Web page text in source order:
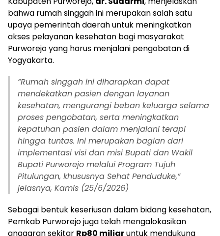
bahwa rumah singgah ini merupakan salah satu
upaya pemerintah daerah untuk meningkatkan
akses pelayanan kesehatan bagi masyarakat
Purworejo yang harus menjalani pengobatan di
Yogyakarta.
“Rumah singgah ini diharapkan dapat
mendekatkan pasien dengan layanan
kesehatan, mengurangi beban keluarga selama
proses pengobatan, serta meningkatkan
kepatuhan pasien dalam menjalani terapi
hingga tuntas. Ini merupakan bagian dari
implementasi visi dan misi Bupati dan Wakil
Bupati Purworejo melalui Program Tujuh
Pitulungan, khususnya Sehat Penduduke,”
jelasnya, Kamis (25/6/2026)
Sebagai bentuk keseriusan dalam bidang kesehatan,
Pemkab Purworejo juga telah mengalokasikan
anggaran sekitar Rp80 miliaruntuk mendukung